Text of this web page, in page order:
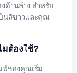
ด้านล่าง สำหรับ
นสีขาวและคุณ
ต้องใช้?
พ์ของคุณเริ่ม